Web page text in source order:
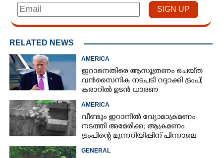
RELATED NEWS
AMERICA
ഇറാനെതിരെ ആസൂത്രണം ചെയ്‌ത
വൻസൈനിക നടപടി റദ്ദാക്കി ട്രംപ്;
കരാറിൽ ഉടൻ ധാരണ
AMERICA
വീണ്ടും ഇറാനിൽ വ്യോമാക്രമണം
നടത്തി അമേരിക്ക; ആക്രമണം
ട്രംപിന്റെ മുന്നറിയിപ്പിന് പിന്നാലെ
GENERAL